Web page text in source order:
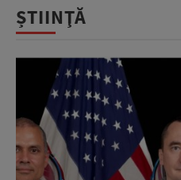
ȘTIINŢĂ